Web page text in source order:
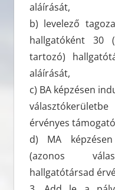
aláírását,
b) levelező
hallgatóként 30
tartozó)
aláírását,
c) BA képzésen
érvényes
d) MA
(azonos
hallgatótársad